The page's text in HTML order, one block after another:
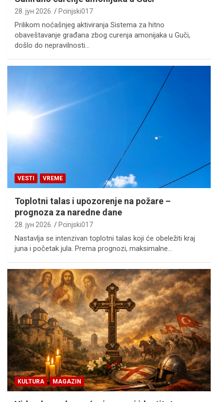
28. јун 2026. Pcinjski017
Prilikom noćašnjeg aktiviranja Sistema za hitno
obaveštavanje građana zbog curenja amonijaka u Guči,
došlo do nepravilnosti…
VESTI VREME
Toplotni talas i upozorenje na požare –
prognoza za naredne dane
28. јун 2026. Pcinjski017
Nastavlja se intenzivan toplotni talas koji će obeležiti kraj
juna i početak jula. Prema prognozi, maksimalne…
KULTURA MAGAZIN